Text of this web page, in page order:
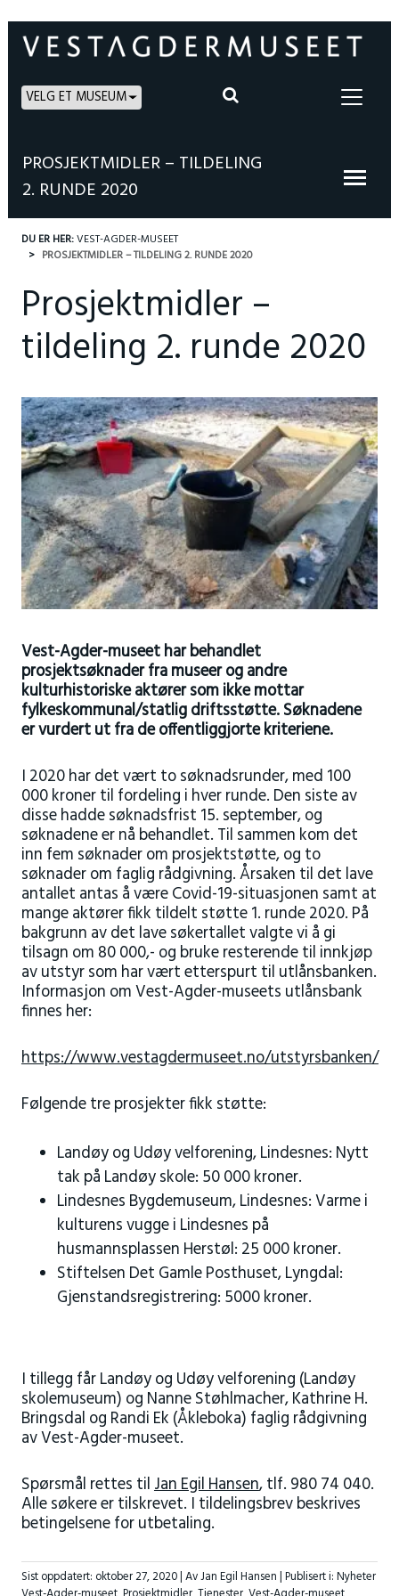
VELG ET MUSEUM
PROSJEKTMIDLER – TILDELING
2. RUNDE 2020
DU ER HER:VEST-AGDER-MUSEET
PROSJEKTMIDLER – TILDELING 2. RUNDE 2020
Prosjektmidler –
tildeling 2. runde 2020
Vest-Agder-museet har behandlet
prosjektsøknader fra museer og andre
kulturhistoriske aktører som ikke mottar
fylkeskommunal/statlig driftsstøtte. Søknadene
er vurdert ut fra de offentliggjorte kriteriene.
I 2020 har det vært to søknadsrunder, med 100
000 kroner til fordeling i hver runde. Den siste av
disse hadde søknadsfrist 15. september, og
søknadene er nå behandlet. Til sammen kom det
inn fem søknader om prosjektstøtte, og to
søknader om faglig rådgivning. Årsaken til det lave
antallet antas å være Covid-19-situasjonen samt at
mange aktører fikk tildelt støtte 1. runde 2020. På
bakgrunn av det lave søkertallet valgte vi å gi
tilsagn om 80 000,- og bruke resterende til innkjøp
av utstyr som har vært etterspurt til utlånsbanken.
Informasjon om Vest-Agder-museets utlånsbank
finnes her:
https://www.vestagdermuseet.no/utstyrsbanken/
Følgende tre prosjekter fikk støtte:
Landøy og Udøy velforening, Lindesnes: Nytt
tak på Landøy skole: 50 000 kroner.
Lindesnes Bygdemuseum, Lindesnes: Varme i
kulturens vugge i Lindesnes på
husmannsplassen Herstøl: 25 000 kroner.
Stiftelsen Det Gamle Posthuset, Lyngdal:
Gjenstandsregistrering: 5000 kroner.
I tillegg får Landøy og Udøy velforening (Landøy
skolemuseum) og Nanne Støhlmacher, Kathrine H.
Bringsdal og Randi Ek (Åkleboka) faglig rådgivning
av Vest-Agder-museet.
Spørsmål rettes tilJan Egil Hansen, tlf. 980 74 040.
Alle søkere er tilskrevet. I tildelingsbrev beskrives
betingelsene for utbetaling.
Sist oppdatert: oktober 27, 2020| Av Jan Egil Hansen |Publisert i:Nyheter